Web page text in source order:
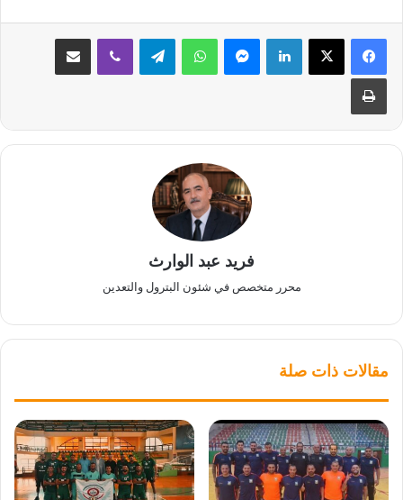
لينكدإن ماسنجر واتساب تيلقرام ڤايبر مشاركة عبر البريد
طباعة
فريد عبد الوارث
محرر متخصص في شئون البترول والتعدين
مقالات ذات صلة